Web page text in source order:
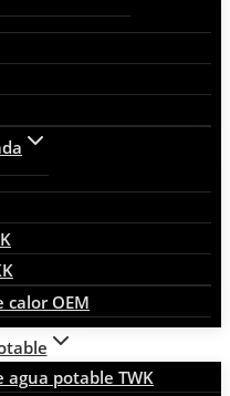
calor OEM
agua potable TWK